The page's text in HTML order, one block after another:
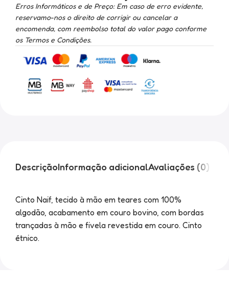
Erros Informáticos e de Preço: Em caso de erro evidente,
reservamo-nos o direito de corrigir ou cancelar a
encomenda, com reembolso total do valor pago conforme
os Termos e Condições.
DescriçãoInformação adicionalAvaliações (0)
Cinto Naif, tecido à mão em teares com 100%
algodão, acabamento em couro bovino, com bordas
trançadas à mão e fivela revestida em couro. Cinto
étnico.